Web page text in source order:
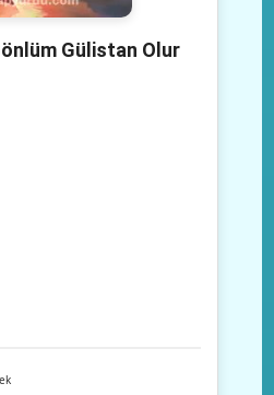
Gülistan Olur